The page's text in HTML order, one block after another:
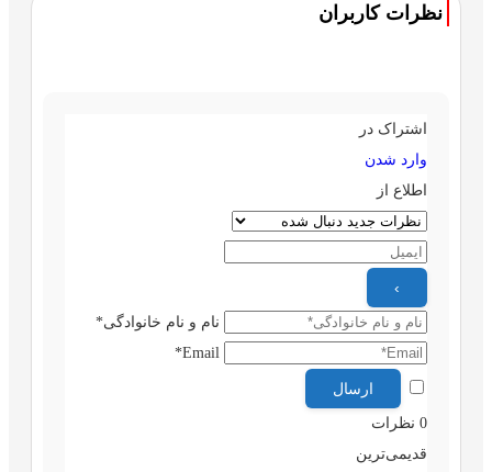
نظرات کاربران
اشتراک در
وارد شدن
اطلاع از
نام و نام خانوادگی*
Email*
0 نظرات
قدیمی‌ترین